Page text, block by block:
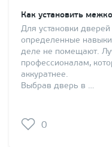
Как установить
Для установки
определенные
деле не помещают.
профессионалам,
аккуратнее.
Выбрав дверь в …
0